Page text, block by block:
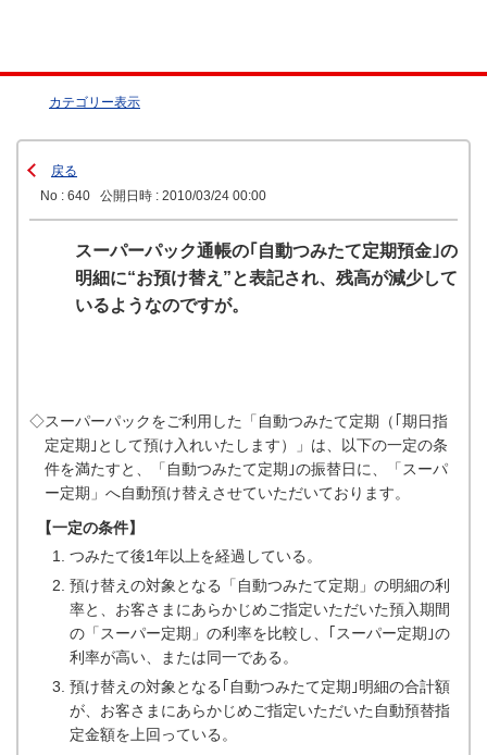
カテゴリー表示
戻る
No : 640
公開日時 : 2010/03/24 00:00
スーパーパック通帳の｢自動つみたて定期預金｣の
明細に“お預け替え”と表記され、残高が減少して
いるようなのですが。
◇スーパーパックをご利用した「自動つみたて定期（｢期日指
定定期｣として預け入れいたします）」は、以下の一定の条
件を満たすと、「自動つみたて定期｣の振替日に、「スーパ
ー定期」へ自動預け替えさせていただいております。
【一定の条件】
つみたて後1年以上を経過している。
預け替えの対象となる「自動つみたて定期」の明細の利
率と、お客さまにあらかじめご指定いただいた預入期間
の「スーパー定期」の利率を比較し、｢スーパー定期｣の
利率が高い、または同一である。
預け替えの対象となる｢自動つみたて定期｣明細の合計額
が、お客さまにあらかじめご指定いただいた自動預替指
定金額を上回っている。